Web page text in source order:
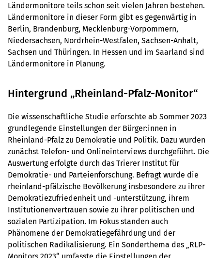
Ländermonitore teils schon seit vielen Jahren bestehen.
Ländermonitore in dieser Form gibt es gegenwärtig in
Berlin, Brandenburg, Mecklenburg-Vorpommern,
Niedersachsen, Nordrhein-Westfalen, Sachsen-Anhalt,
Sachsen und Thüringen. In Hessen und im Saarland sind
Ländermonitore in Planung.
Hintergrund „Rheinland-Pfalz-Monitor“
Die wissenschaftliche Studie erforschte ab Sommer 2023
grundlegende Einstellungen der Bürger:innen in
Rheinland-Pfalz zu Demokratie und Politik. Dazu wurden
zunächst Telefon- und Onlineinterviews durchgeführt. Die
Auswertung erfolgte durch das Trierer Institut für
Demokratie- und Parteienforschung. Befragt wurde die
rheinland-pfälzische Bevölkerung insbesondere zu ihrer
Demokratiezufriedenheit und -unterstützung, ihrem
Institutionenvertrauen sowie zu ihrer politischen und
sozialen Partizipation. Im Fokus standen auch
Phänomene der Demokratiegefährdung und der
politischen Radikalisierung. Ein Sonderthema des „RLP-